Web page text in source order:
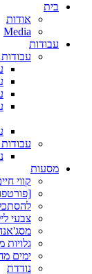
בית
אודות
Media
עבודות
עבודות
מסעות
קווי
צבעי
גלויות
ימים
נודדת